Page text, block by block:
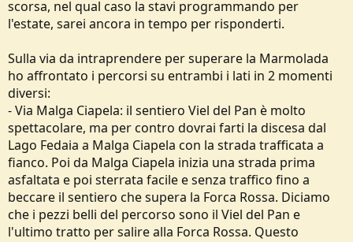
1. Dal Pordoi prendo il Viel del Pan, raggiungo il Castiglioni, scendo a
Malga Ciapela e trovo un punto tenda risalendo la valle verso il
2. Dal Pordoi scendo a Canazei e risalgo la Val Contrin in cerca di uno
spot non troppo vicino al rifugio.
La prima opzione è più lunga (circa 4km e 300d+) ma a naso
l’attraversamento del Viel del Pan è anche più interessante dal
punto di vista panoramico. Rimane il fatto che la discesa dal Fedaia
a Malga Ciapela sicuramente non sarà qualcosa di memorabile…
La seconda opzione è fisicamente meno impegnativa, mi
permetterebbe di fare un resupply a Canazei ma, sempre a naso,
transiterei per zone meno appaganti dal punto di vista panoramico
e anche in questo caso immagino che la discesa dal Pordoi a lato
della statale non sia propriamente il più bel sentiero delle Dolomiti.
Attendo consigli
scorsa, nel qual caso la stavi programmando per
l'estate, sarei ancora in tempo per risponderti.
Sulla via da intraprendere per superare la Marmolada
ho affrontato i percorsi su entrambi i lati in 2 momenti
diversi:
- Via Malga Ciapela: il sentiero Viel del Pan è molto
spettacolare, ma per contro dovrai farti la discesa dal
Lago Fedaia a Malga Ciapela con la strada trafficata a
fianco. Poi da Malga Ciapela inizia una strada prima
asfaltata e poi sterrata facile e senza traffico fino a
beccare il sentiero che supera la Forca Rossa. Diciamo
che i pezzi belli del percorso sono il Viel del Pan e
l'ultimo tratto per salire alla Forca Rossa. Questo